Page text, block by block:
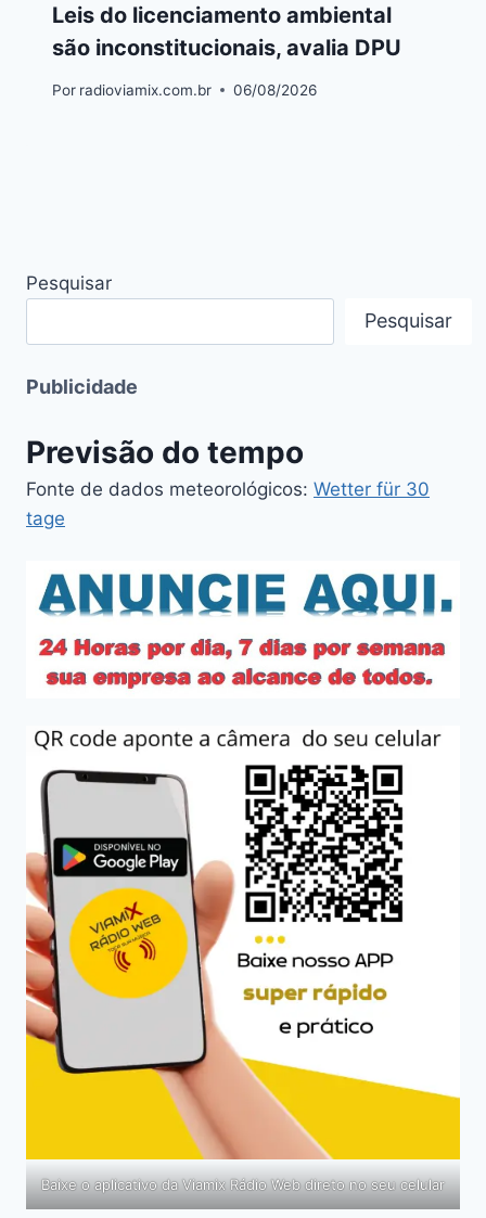
Leis do licenciamento ambiental
são inconstitucionais, avalia DPU
Por radioviamix.com.br 06/08/2026
Pesquisar
Pesquisar
Publicidade
Previsão do tempo
Fonte de dados meteorológicos: Wetter für 30
tage
Baixe o aplicativo da Viamix Rádio Web direto no seu celular